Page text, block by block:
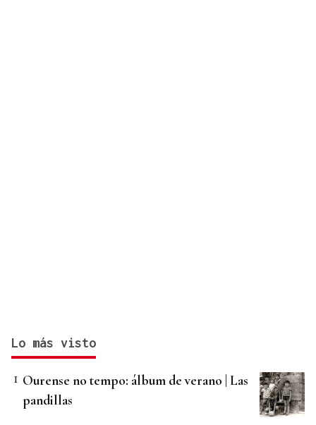
Lo más visto
Ourense no tempo: álbum de verano | Las
pandillas